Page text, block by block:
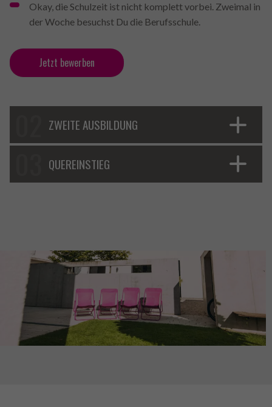
Okay, die Schulzeit ist nicht komplett vorbei. Zweimal in
der Woche besuchst Du die Berufsschule.
Jetzt bewerben
ZWEITE AUSBILDUNG
QUEREINSTIEG